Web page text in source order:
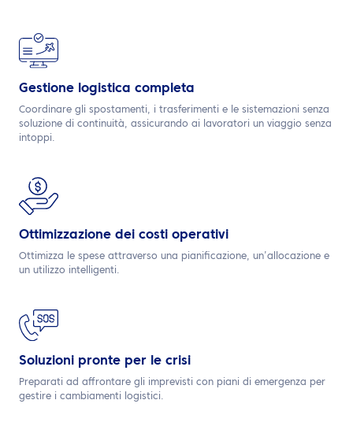
Gestione logistica completa
Coordinare gli spostamenti, i trasferimenti e le sistemazioni senza
soluzione di continuità, assicurando ai lavoratori un viaggio senza
intoppi.
Ottimizzazione dei costi operativi
Ottimizza le spese attraverso una pianificazione, un’allocazione e
un utilizzo intelligenti.
Soluzioni pronte per le crisi
Preparati ad affrontare gli imprevisti con piani di emergenza per
gestire i cambiamenti logistici.